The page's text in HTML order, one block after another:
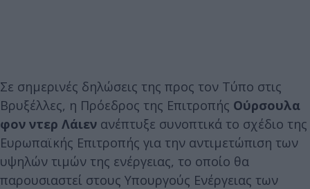
Σε σημερινές δηλώσεις της προς τον Τύπο στις
Βρυξέλλες, η Πρόεδρος της Επιτροπής Ούρσουλα
φον ντερ Λάιεν ανέπτυξε συνοπτικά το σχέδιο της
Ευρωπαϊκής Επιτροπής για την αντιμετώπιση των
υψηλών τιμών της ενέργειας, το οποίο θα
παρουσιαστεί στους Υπουργούς Ενέργειας των